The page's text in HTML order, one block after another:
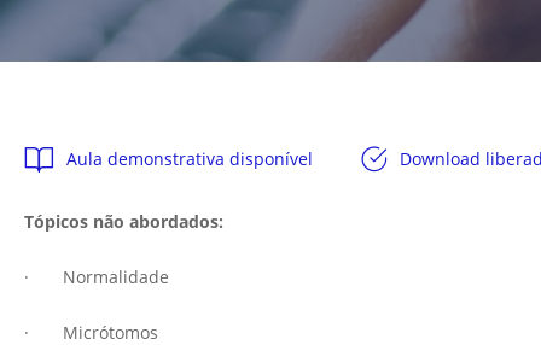
Aula demonstrativa disponível Download
Tópicos não abordados:
· Normalidade
· Micrótomos